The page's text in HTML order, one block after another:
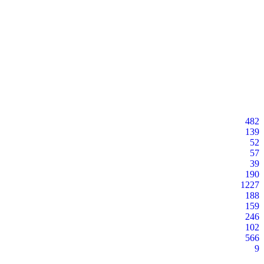
482
139
52
57
39
190
1227
188
159
246
102
566
9